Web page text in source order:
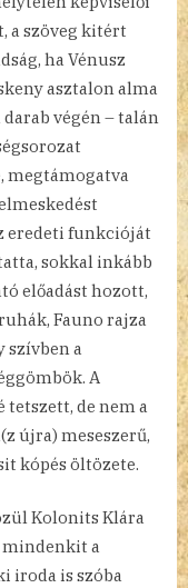
a szöveg kitért
ha Vénusz
asztalon alma
végén – talán
megtámogatva
eredeti funkcióját
sokkal inkább
előadást hozott,
Fauno rajza
szívben a
A
de nem a
újra) meseszerű,
kópés öltözete.
Kolonits Klára
mindenkit a
iroda is szóba